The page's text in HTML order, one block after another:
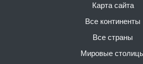
Карта сайта
Все континенты
Все страны
Мировые